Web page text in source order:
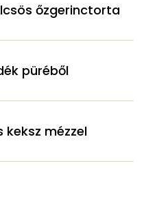
őzgerinctorta
püréből
keksz mézzel